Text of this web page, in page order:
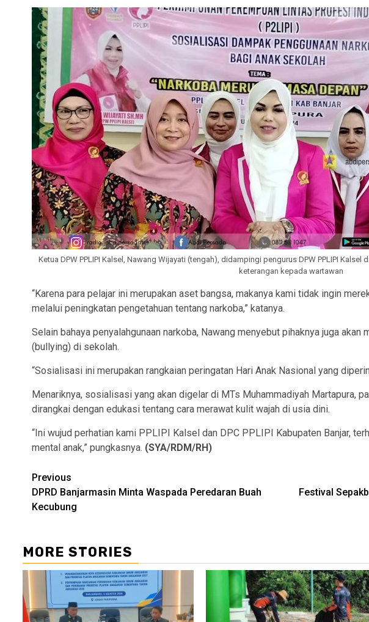
Ketua DPW PPLIPI Kalsel, Nawang Wijayati (tengah), didampingi pengurus DPW PPLIPI Kalsel
keterangan kepada wartawan
“Karena para pelajar ini merupakan aset bangsa, makanya kami tidak ingin
melalui peningkatan pengetahuan tentang narkoba,” katanya.
Selain bahaya penyalahgunaan narkoba, Nawang menyebut pihaknya juga
(bullying) di sekolah.
“Sosialisasi ini merupakan rangkaian peringatan Hari Anak Nasional yang
Menariknya, sosialisasi yang akan digelar di MTs Muhammadiyah Martapura,
dirangkai dengan edukasi tentang cara merawat kulit wajah di usia dini.
“Ini wujud perhatian kami PPLIPI Kalsel dan DPC PPLIPI Kabupaten Banjar,
mental anak,” pungkasnya. (SYA/RDM/RH)
Continue
Reading
Previous
DPRD Banjarmasin Minta Waspada Peredaran Buah
Kecubung
Festival
MORE STORIES